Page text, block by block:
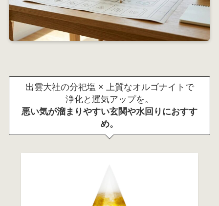
出雲大社の分祀塩 × 上質なオルゴナイトで
浄化と運気アップを。
悪い気が溜まりやすい玄関や水回りにおすす
め。